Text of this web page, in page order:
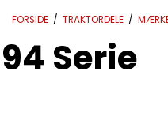
FORSIDE / TRAKTORDELE /
94 Serie